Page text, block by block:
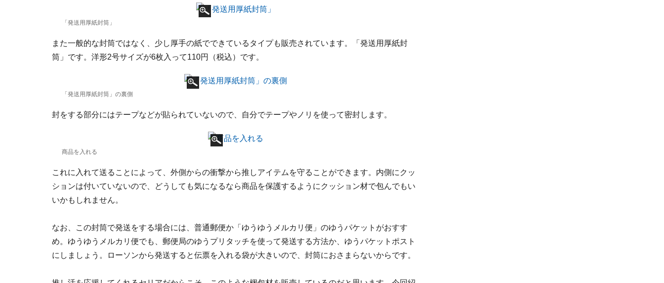
「発送用厚紙封筒」
また一般的な封筒ではなく、少し厚手の紙でできているタイプも販売されています。「発送用厚紙封
筒」です。洋形2号サイズが6枚入って110円（税込）です。
「発送用厚紙封筒」の裏側
封をする部分にはテープなどが貼られていないので、自分でテープやノリを使って密封します。
商品を入れる
これに入れて送ることによって、外側からの衝撃から推しアイテムを守ることができます。内側にクッ
ションは付いていないので、どうしても気になるなら商品を保護するようにクッション材で包んでもい
いかもしれません。
なお、この封筒で発送をする場合には、普通郵便か「ゆうゆうメルカリ便」のゆうパケットがおすす
め。ゆうゆうメルカリ便でも、郵便局のゆうプリタッチを使って発送する方法か、ゆうパケットポスト
にしましょう。ローソンから発送すると伝票を入れる袋が大きいので、封筒におさまらないからです。